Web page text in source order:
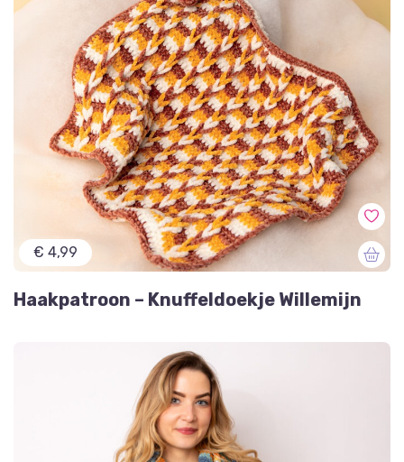
€ 4,99
Haakpatroon – Knuffeldoekje Willemijn